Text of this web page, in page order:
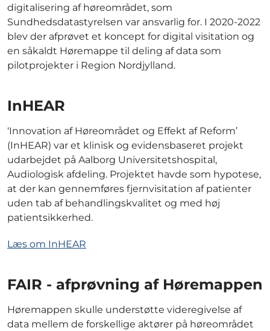
digitalisering af høreområdet, som
Sundhedsdatastyrelsen var ansvarlig for. I 2020-2022
blev der afprøvet et koncept for digital visitation og
en såkaldt Høremappe til deling af data som
pilotprojekter i Region Nordjylland.
InHEAR
‘Innovation af Høreområdet og Effekt af Reform’
(InHEAR) var et klinisk og evidensbaseret projekt
udarbejdet på Aalborg Universitetshospital,
Audiologisk afdeling. Projektet havde som hypotese,
at der kan gennemføres fjernvisitation af patienter
uden tab af behandlingskvalitet og med høj
patientsikkerhed.
Læs om InHEAR
FAIR - afprøvning af Høremappen
Høremappen skulle understøtte videregivelse af
data mellem de forskellige aktører på høreområdet